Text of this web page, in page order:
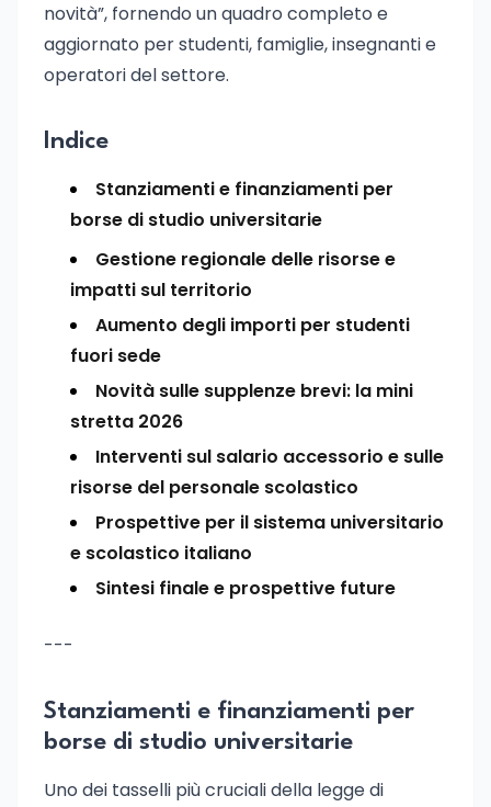
novità”, fornendo un quadro completo e
aggiornato per studenti, famiglie, insegnanti e
operatori del settore.
Indice
Stanziamenti e finanziamenti per
borse di studio universitarie
Gestione regionale delle risorse e
impatti sul territorio
Aumento degli importi per studenti
fuori sede
Novità sulle supplenze brevi: la mini
stretta 2026
Interventi sul salario accessorio e sulle
risorse del personale scolastico
Prospettive per il sistema universitario
e scolastico italiano
Sintesi finale e prospettive future
---
Stanziamenti e finanziamenti per
borse di studio universitarie
Uno dei tasselli più cruciali della legge di